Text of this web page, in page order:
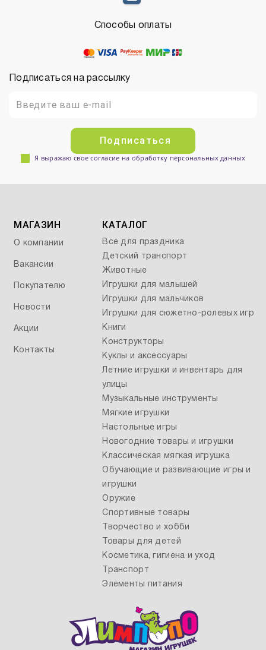
Подписаться на рассылку
Подписаться
Я выражаю свое согласие на обработку персональных данных
Способы оплаты
МАГАЗИН
О компании
Вакансии
Покупателю
Новости
Акции
Контакты
КАТАЛОГ
Все для праздника
Детский транспорт
Животные
Игрушки для малышей
Игрушки для мальчиков
Игрушки для сюжетно-ролевых игр
Книги
Конструкторы
Куклы и аксессуары
Летние игрушки и инвентарь для
улицы
Музыкальные инструменты
Мягкие игрушки
Настольные игры
Новогодние товары и игрушки
Классическая мягкая игрушка
Обучающие и развивающие игры и
игрушки
Оружие
Спортивные товары
Творчество и хобби
Товары для детей
Косметика, гигиена и уход
Транспорт
Элементы питания